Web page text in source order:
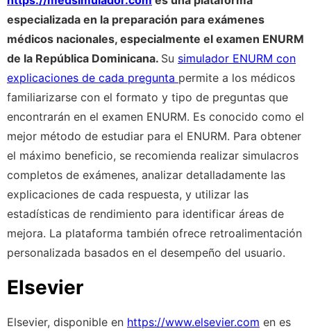
especializada en la preparación para exámenes
médicos nacionales, especialmente el examen ENURM
de la República Dominicana. Su simulador ENURM con
explicaciones de cada pregunta permite a los médicos
familiarizarse con el formato y tipo de preguntas que
encontrarán en el examen ENURM. Es conocido como el
mejor método de estudiar para el ENURM. Para obtener
el máximo beneficio, se recomienda realizar simulacros
completos de exámenes, analizar detalladamente las
explicaciones de cada respuesta, y utilizar las
estadísticas de rendimiento para identificar áreas de
mejora. La plataforma también ofrece retroalimentación
personalizada basados en el desempeño del usuario.
Elsevier
Elsevier, disponible en https://www.elsevier.com en es